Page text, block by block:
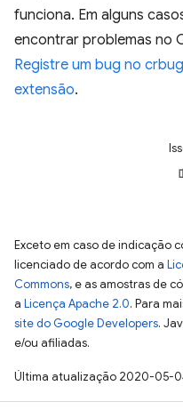
funciona. Em alguns
encontrar problemas no
Registre um bug no
extensão.
Exceto em caso de indicação
licenciado de acordo com a
Commons, e as amostras de
a Licença Apache 2.0. Para
site do Google Developers.
e/ou afiliadas.
Última atualização 2020-05-